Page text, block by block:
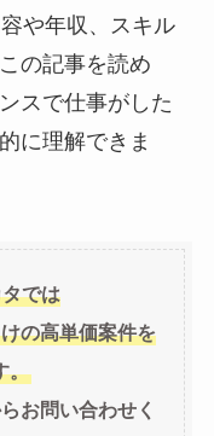
や年収、スキル
の記事を読め
スで仕事がした
に理解できま
では
の高単価案件を
。
お問い合わせく